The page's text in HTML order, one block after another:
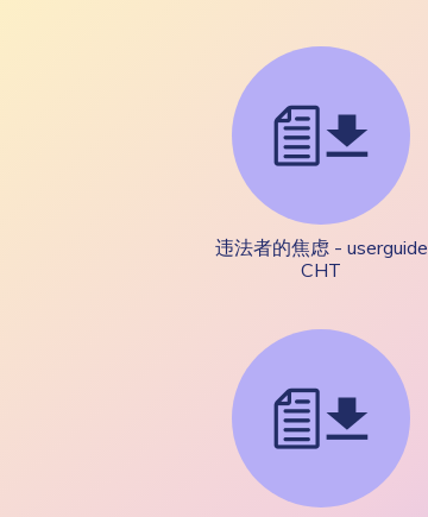
违法者的焦虑 - userguide
CHT